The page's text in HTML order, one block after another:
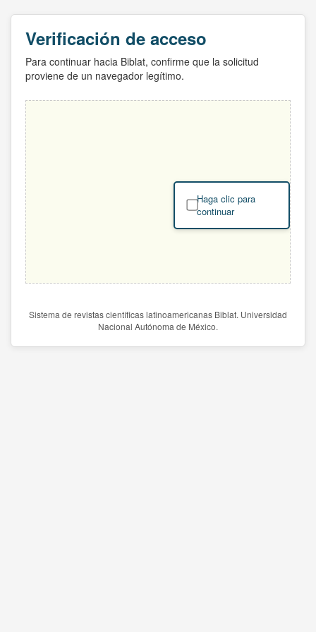
Verificación de acceso
Para continuar hacia Biblat, confirme que la solicitud
proviene de un navegador legítimo.
Haga clic para
continuar
Sistema de revistas científicas latinoamericanas Biblat. Universidad
Nacional Autónoma de México.